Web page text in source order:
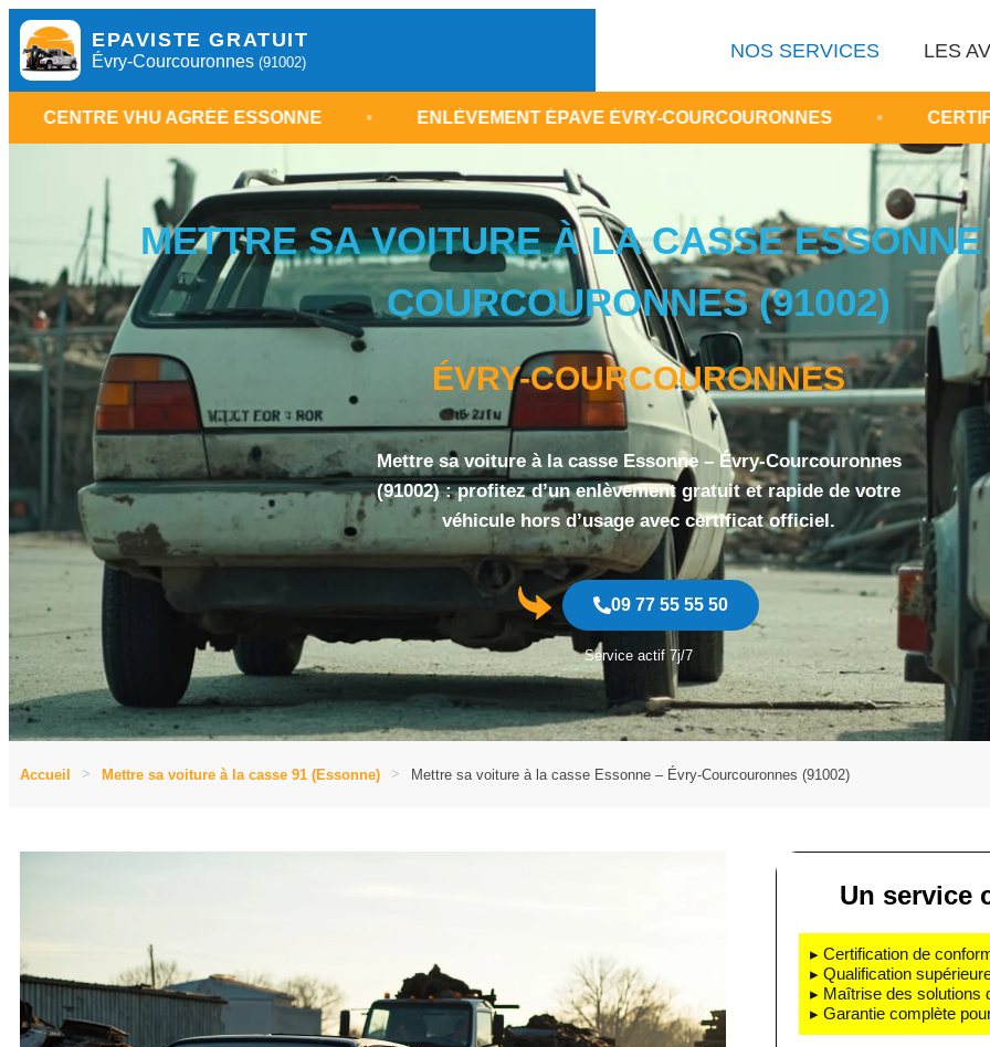
EPAVISTE GRATUIT
Évry-Courcouronnes (91002)
NOS SERVICES LES
AGRÉÉ ESSONNE • ENLÈVEMENT ÉPAVE ÉVRY-COURCOURONNES • CERTIFICAT DE
METTRE SA VOITURE À LA CASSE ESSONNE
COURCOURONNES (91002)
ÉVRY-COURCOURONNES
Mettre sa voiture à la casse Essonne – Évry-Courcouronnes
(91002) : profitez d’un enlèvement gratuit et rapide de votre
véhicule hors d’usage avec certificat officiel.
09 77 55 55 50
Service actif 7j/7
Accueil Mettre sa voiture à la casse 91 (Essonne) Mettre sa voiture à la casse Essonne – Évry-Courcouronnes (91002)
Un service
▸ Certification de
▸ Qualification
▸ Maîtrise des solutions
▸ Garantie complète